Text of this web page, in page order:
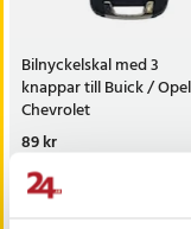
Bilnyckelskal med 3
knappar till Buick /
Chevrolet
Pris:
89 kr